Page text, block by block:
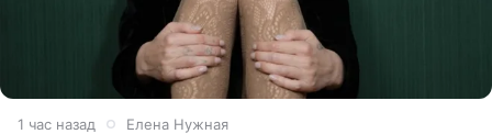
1 час назад Елена Нужная